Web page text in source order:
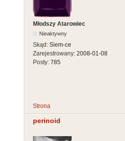
Młodszy Atarowiec
Nieaktywny
Skąd: Siem-ce
Zarejestrowany: 2008-01-08
Posty: 785
Strona
perinoid